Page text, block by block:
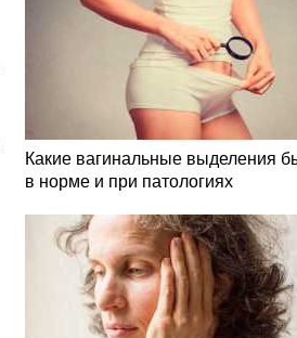
Какие вагинальные выделения
в норме и при патологиях